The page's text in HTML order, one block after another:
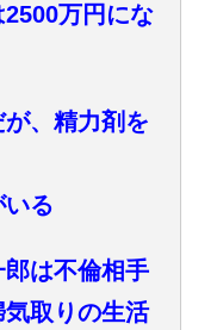
万円にな
が、精力剤を
る
郎は不倫相手
取りの生活